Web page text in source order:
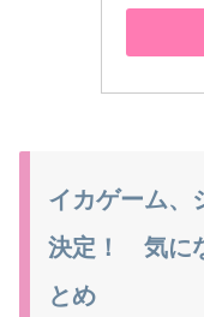
イカゲーム
決定！ 気に
とめ